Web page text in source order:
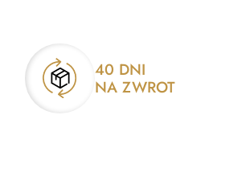
40 DNI
NA ZWROT